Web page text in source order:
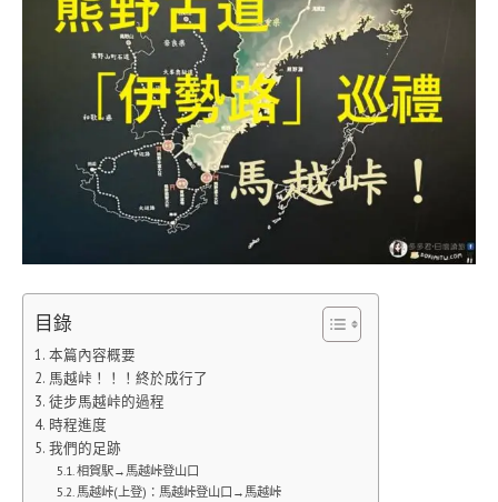
目錄
本篇內容概要
馬越峠！！！終於成行了
徒步馬越峠的過程
時程進度
我們的足跡
相賀駅→馬越峠登山口
馬越峠(上登)：馬越峠登山口→馬越峠